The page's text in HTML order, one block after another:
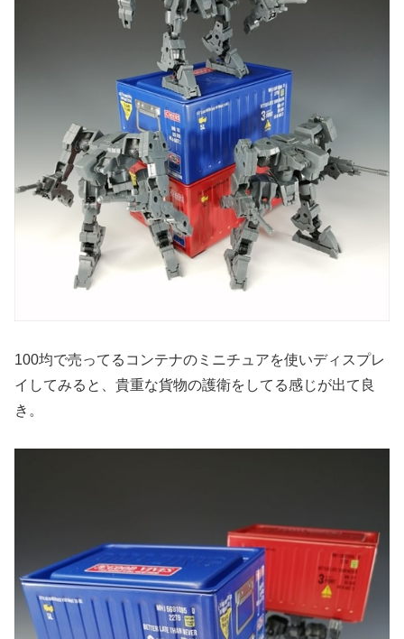
100均で売ってるコンテナのミニチュアを使いディスプレ
イしてみると、貴重な貨物の護衛をしてる感じが出て良
き。